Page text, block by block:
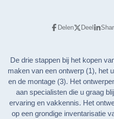
Delen Deel
De drie stappen bij het kopen
maken van een ontwerp (1), het
en de montage (3). Het
aan specialisten die u graag
ervaring en vakkennis. Het
op een grondige inventarisatie